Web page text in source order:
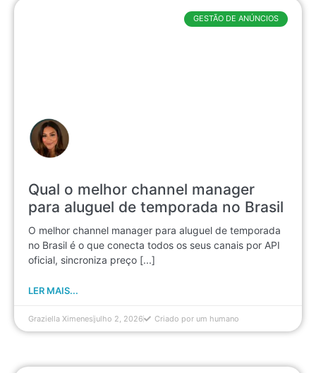
Qual o melhor channel manager
para aluguel de temporada no Brasil
O melhor channel manager para aluguel de temporada
no Brasil é o que conecta todos os seus canais por API
oficial, sincroniza preço [...]
LER MAIS...
GESTÃO DE ANÚNCIOS
Graziella Ximenes julho 2, 2026 Criado por um humano